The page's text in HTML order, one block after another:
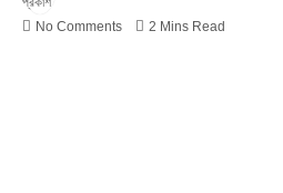
No Comments 2 Mins Read